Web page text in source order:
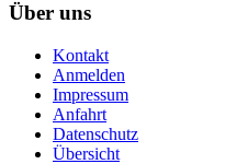
Über uns
Kontakt
Anmelden
Impressum
Anfahrt
Datenschutz
Übersicht